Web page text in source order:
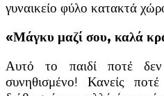
γυναικείο φύλο κατακτά
«Μάγκυ μαζί σου, καλά
Αυτό το παιδί ποτέ
συνηθισμένο! Κανείς